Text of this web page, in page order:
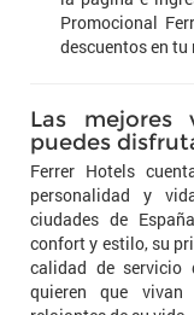
Promocional
descuentos en tu
Las mejores
puedes
Ferrer Hotels
personalidad y
ciudades de
confort y estilo, su
calidad de servicio
quieren que